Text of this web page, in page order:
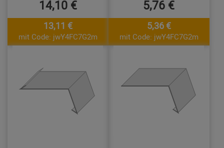
14,10 €
13,11 €
mit Code: jwY4FC7G2m
5,76 €
5,36 €
mit Code: jwY4FC7G2m